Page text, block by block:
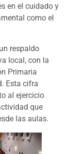
en el cuidado y
como el
respaldo
local, con la
Primaria
Esta cifra
al ejercicio
que
las aulas.